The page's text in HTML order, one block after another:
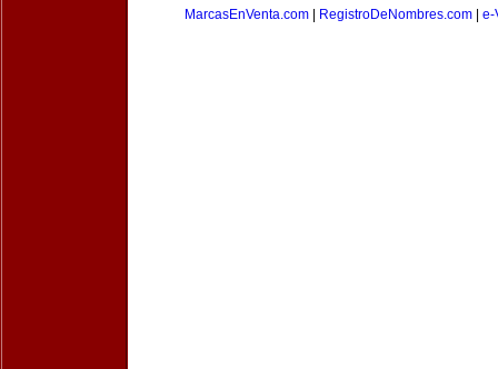
MarcasEnVenta.com
RegistroDeNombres.com e-